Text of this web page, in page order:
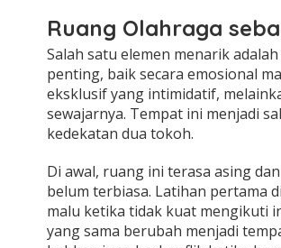
Ruang Olahraga
Salah satu elemen menarik
penting, baik secara emosional
eksklusif yang intimidatif,
sewajarnya. Tempat ini menjadi
kedekatan dua tokoh.
Di awal, ruang ini terasa asing
belum terbiasa. Latihan pertama
malu ketika tidak kuat mengikuti
yang sama berubah menjadi